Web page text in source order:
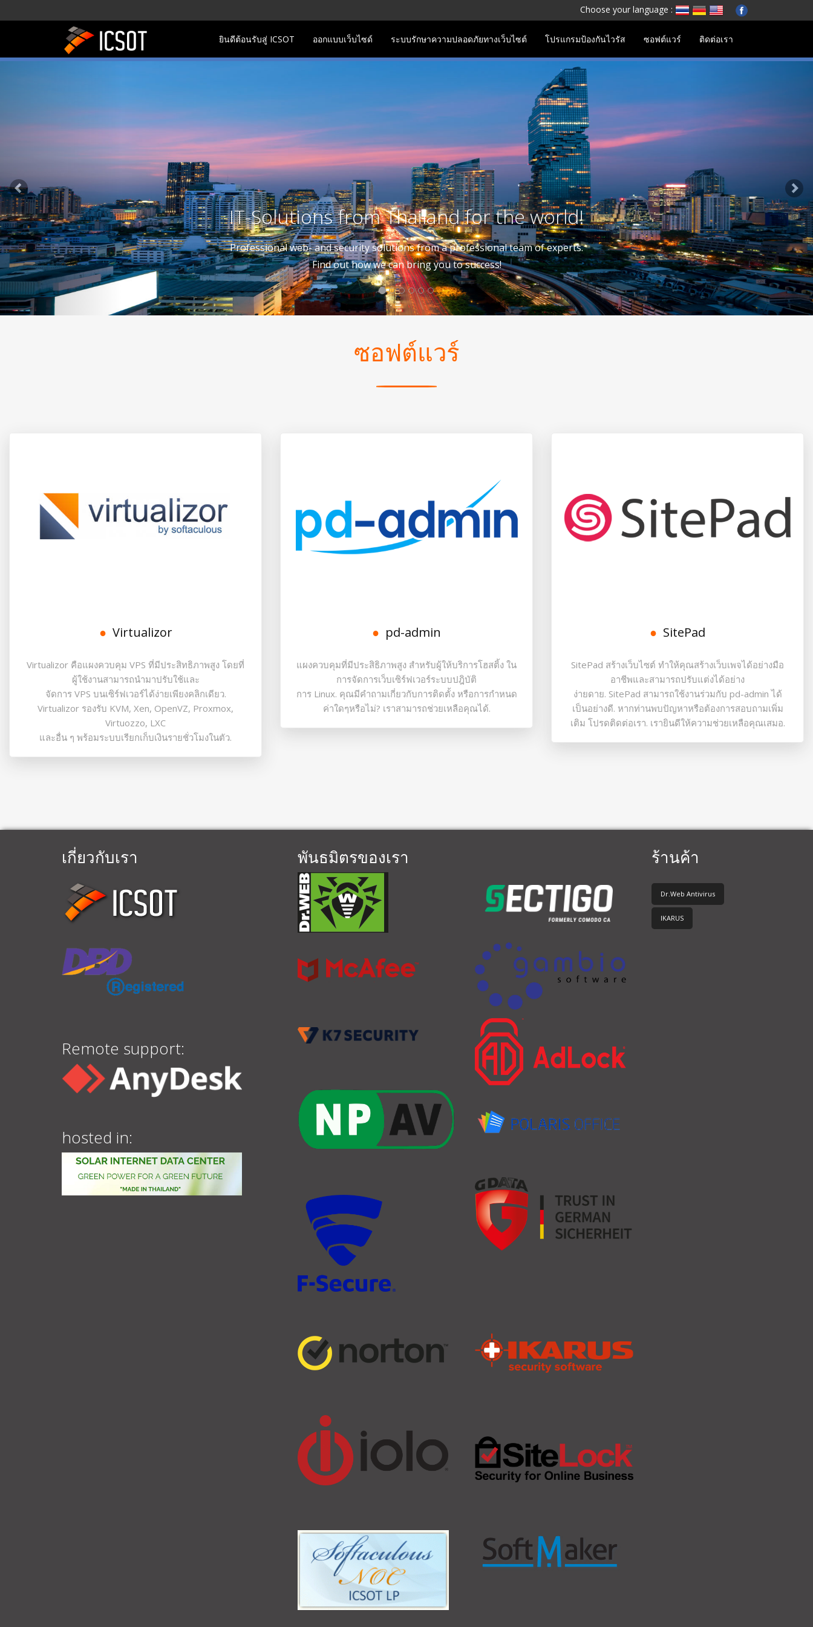
Choose your language :
ยินดีต้อนรับสู่ ICSOT ออกแบบเว็บไซด์ ระบบรักษาความปลอดภัยทางเว็บไซต์ โปรแกรมป้องกันไวรัส ซอฟต์แวร์ ติดต่อเรา
SOLAR INTERNET DATA CENTER
Green power for a green future
"Made in Thailand"
ซอฟต์แวร์
Virtualizor
Virtualizor คือแผงควบคุม VPS ที่มีประสิทธิภาพสูง โดยที่
ผู้ใช้งานสามารถนำมาปรับใช้และ
จัดการ VPS บนเซิร์ฟเวอร์ได้ง่ายเพียงคลิกเดียว.
Virtualizor รองรับ KVM, Xen, OpenVZ, Proxmox,
Virtuozzo, LXC
และอื่น ๆ พร้อมระบบเรียกเก็บเงินรายชั่วโมงในตัว.
pd-admin
แผงควบคุมที่มีประสิธิภาพสูง สำหรับผู้ให้บริการโฮสติ้ง ใน
การจัดการเว็บเซิร์ฟเวอร์ระบบปฎิบัติ
การ Linux. คุณมีคำถามเกี่ยวกับการติดตั้ง หรือการกำหนด
ค่าใดๆหรือไม่? เราสามารถช่วยเหลือคุณได้.
SitePad
SitePad สร้างเว็บไซต์ ทำให้คุณสร้างเว็บเพจได้อย่างมือ
อาชีพและสามารถปรับแต่งได้อย่าง
ง่ายดาย. SitePad สามารถใช้งานร่วมกับ pd-admin ได้
เป็นอย่างดี. หากท่านพบปัญหาหรือต้องการสอบถามเพิ่ม
เติม โปรดติดต่อเรา. เรายินดีให้ความช่วยเหลือคุณเสมอ.
เกี่ยวกับเรา
Remote support:
hosted in:
พันธมิตรของเรา ร้านค้า
Dr.Web Antivirus
IKARUS